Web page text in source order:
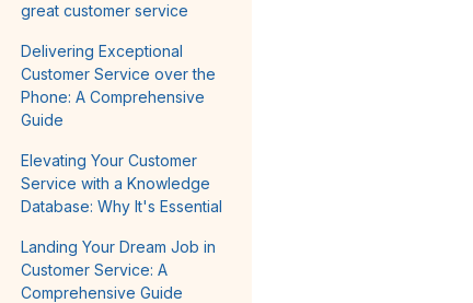
great customer service
Delivering Exceptional
Customer Service over the
Phone: A Comprehensive
Guide
Elevating Your Customer
Service with a Knowledge
Database: Why It's Essential
Landing Your Dream Job in
Customer Service: A
Comprehensive Guide